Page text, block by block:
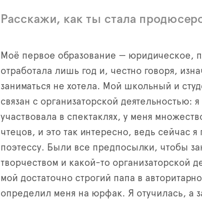
Расскажи, как ты стала
Моё первое образование — юридическое,
отработала лишь год и, честно говоря,
заниматься не хотела. Мой школьный и
связан с организаторской деятельностью: я
участвовала в спектаклях, у меня
чтецов, и это так интересно, ведь сейчас
поэтессу. Были все предпосылки, чтобы
творчеством и какой-то организаторской
мой достаточно строгий папа в
определил меня на юрфак. Я отучилась, а